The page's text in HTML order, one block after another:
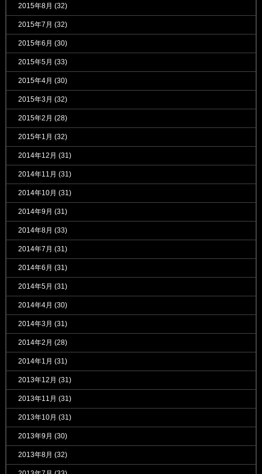
2015年8月 (32)
2015年7月 (32)
2015年6月 (30)
2015年5月 (33)
2015年4月 (30)
2015年3月 (32)
2015年2月 (28)
2015年1月 (32)
2014年12月 (31)
2014年11月 (31)
2014年10月 (31)
2014年9月 (31)
2014年8月 (33)
2014年7月 (31)
2014年6月 (31)
2014年5月 (31)
2014年4月 (30)
2014年3月 (31)
2014年2月 (28)
2014年1月 (31)
2013年12月 (31)
2013年11月 (31)
2013年10月 (31)
2013年9月 (30)
2013年8月 (32)